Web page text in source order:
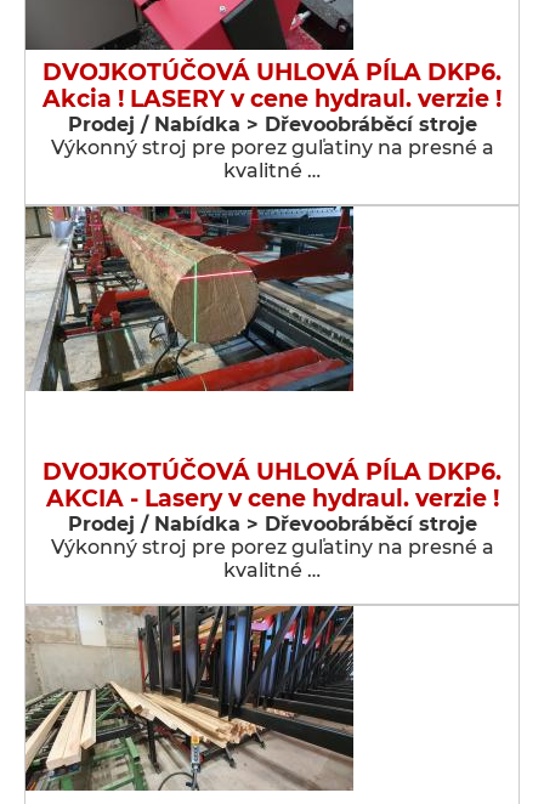
DVOJKOTÚČOVÁ UHLOVÁ PÍLA DKP6.
Akcia ! LASERY v cene hydraul. verzie !
Prodej / Nabídka > Dřevoobráběcí stroje
Výkonný stroj pre porez guľatiny na presné a
kvalitné …
DVOJKOTÚČOVÁ UHLOVÁ PÍLA DKP6.
AKCIA - Lasery v cene hydraul. verzie !
Prodej / Nabídka > Dřevoobráběcí stroje
Výkonný stroj pre porez guľatiny na presné a
kvalitné …